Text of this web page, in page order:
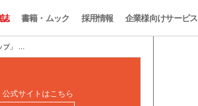
書籍・ムック 採用情報 企業様向けサービス
プ」 …
式サイトはこちら